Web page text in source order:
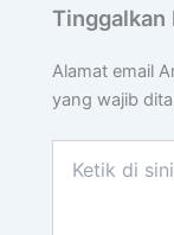
Tinggalkan
Alamat email
yang wajib